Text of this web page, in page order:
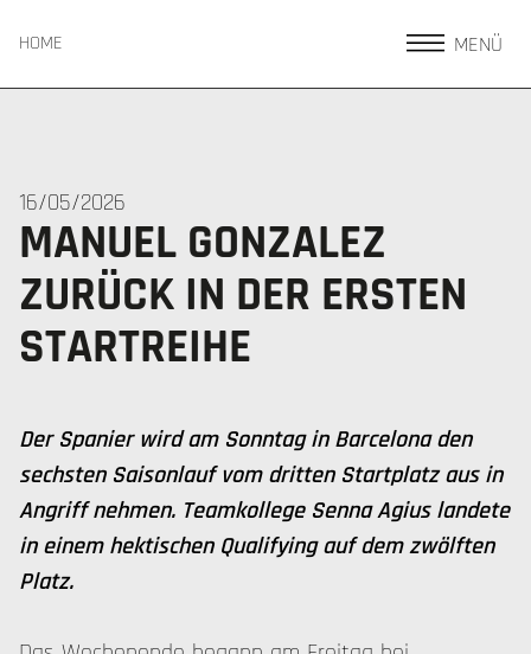
HOME MENÜ
16/05/2026
MANUEL GONZALEZ
ZURÜCK IN DER ERSTEN
STARTREIHE
Der Spanier wird am Sonntag in Barcelona den
sechsten Saisonlauf vom dritten Startplatz aus in
Angriff nehmen. Teamkollege Senna Agius landete
in einem hektischen Qualifying auf dem zwölften
Platz.